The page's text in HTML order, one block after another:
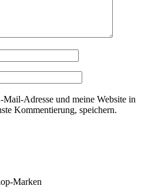
Adresse und meine Website in
Kommentierung, speichern.